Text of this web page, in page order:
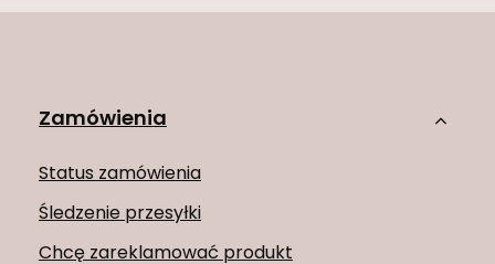
Zamówienia
Status zamówienia
Śledzenie przesyłki
Chcę zareklamować produkt